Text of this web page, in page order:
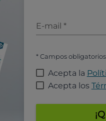
E-mail *
* Campos obligatorios
Acepta la
Acepta los